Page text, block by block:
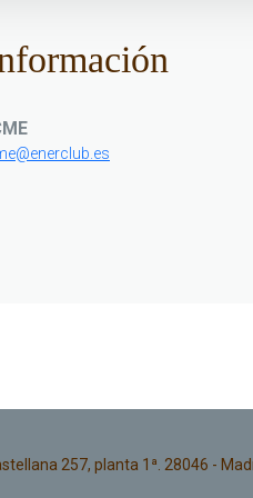
257, planta 1ª. 28046 -